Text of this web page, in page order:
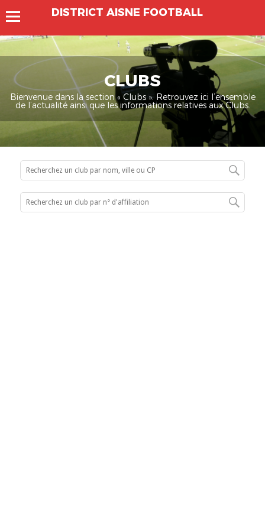
DISTRICT AISNE FOOTBALL
CLUBS
Bienvenue dans la section « Clubs ». Retrouvez ici l’ensemble
de l’actualité ainsi que les informations relatives aux Clubs.